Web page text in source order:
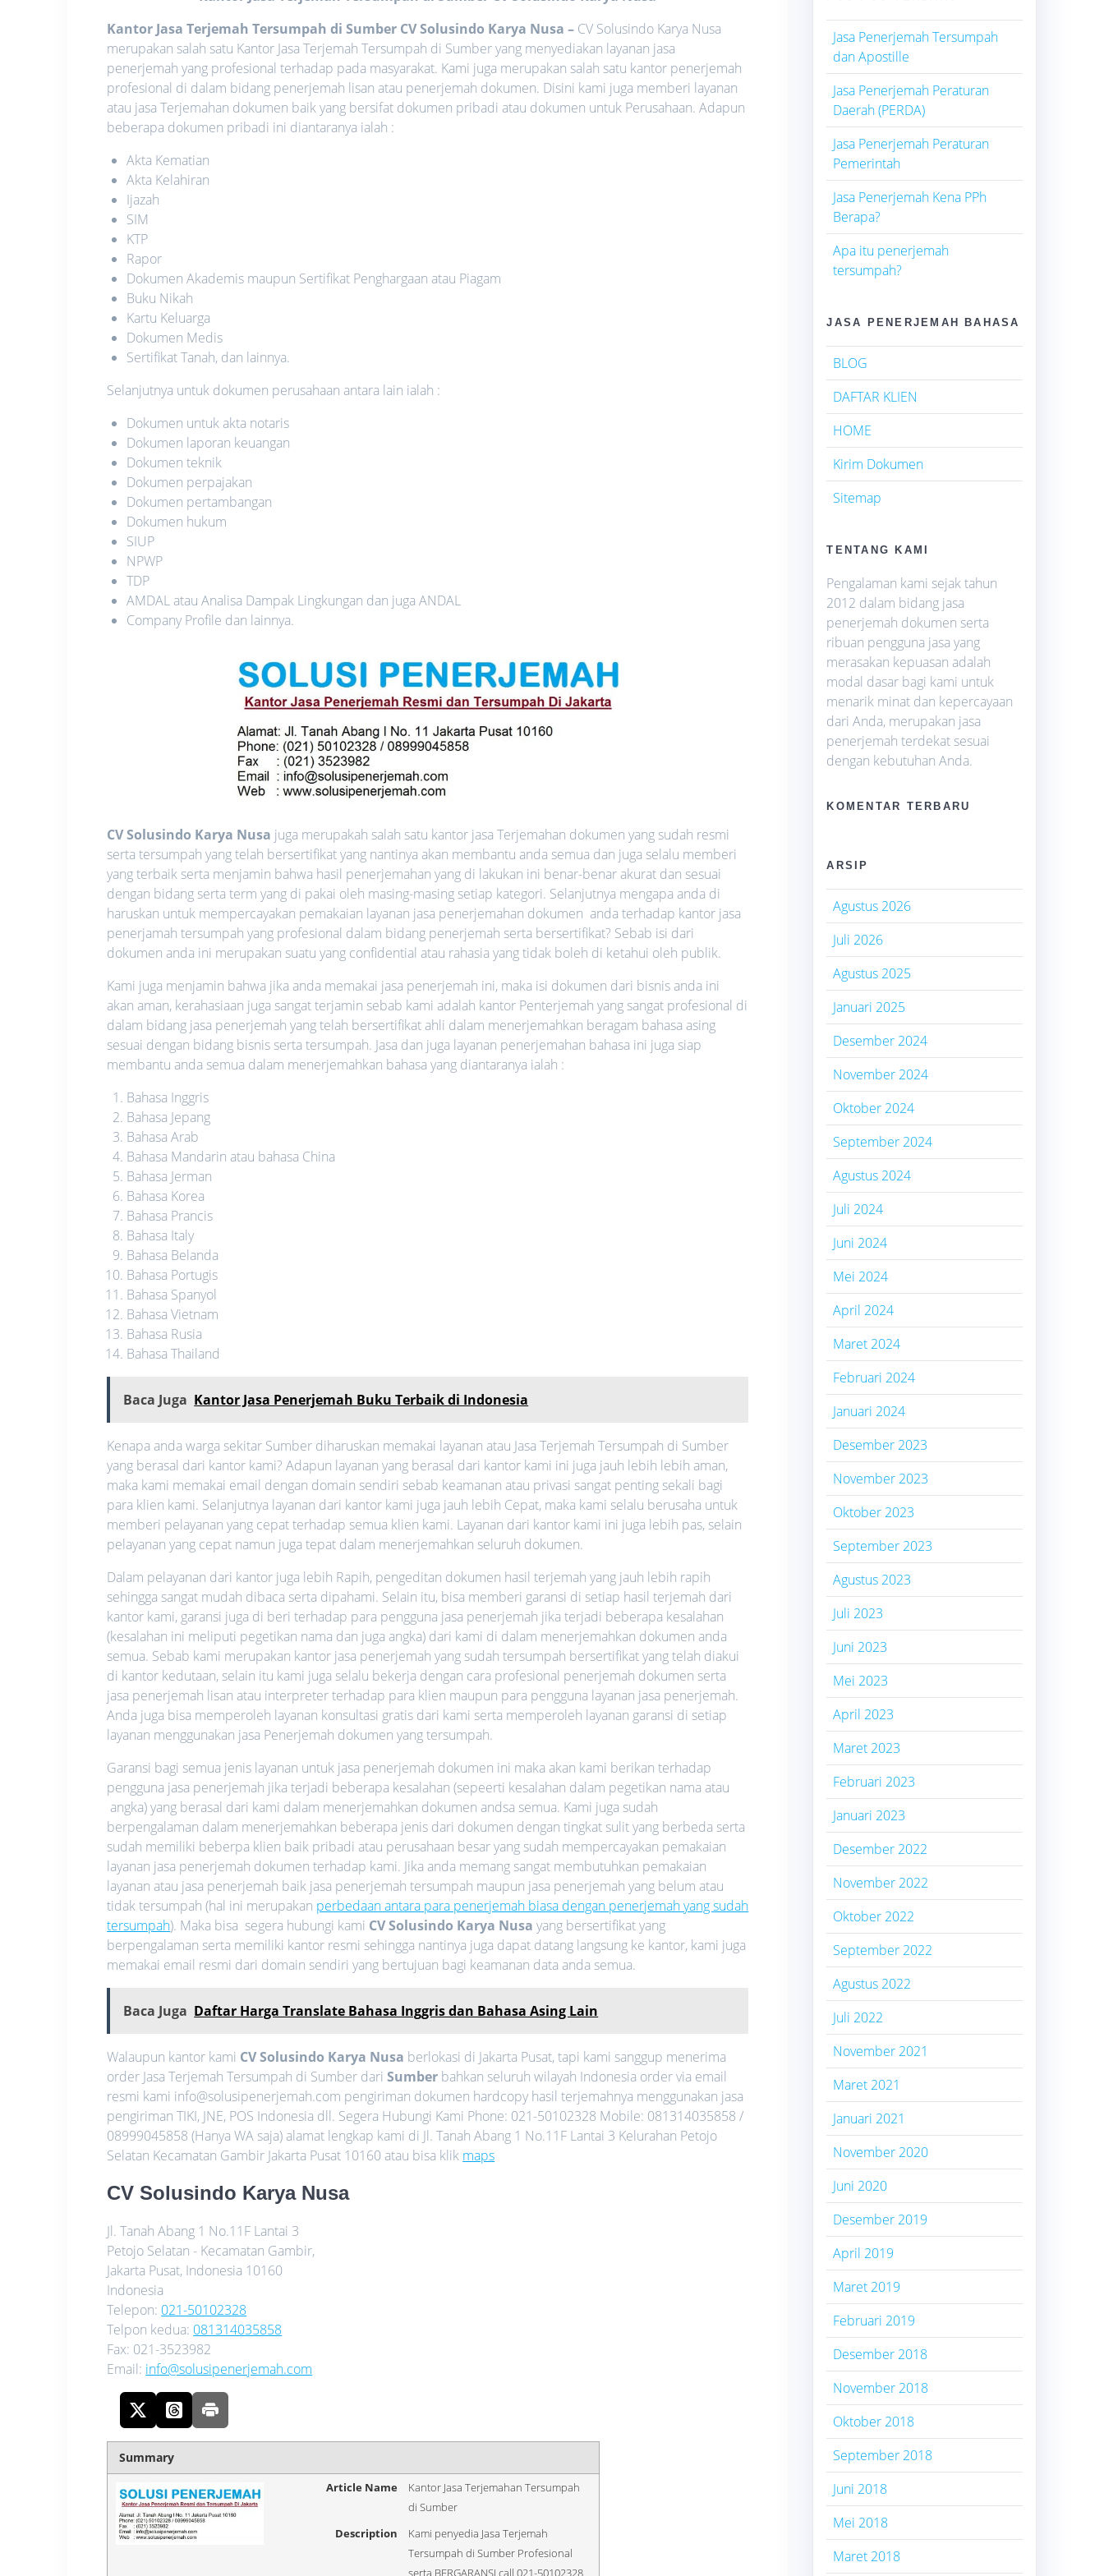
Kantor Jasa Terjemah Tersumpah di Sumber CV Solusindo Karya Nusa – CV Solusindo Karya Nusa
merupakan salah satu Kantor Jasa Terjemah Tersumpah di Sumber yang menyediakan layanan jasa
penerjemah yang profesional terhadap pada masyarakat. Kami juga merupakan salah satu kantor penerjemah
profesional di dalam bidang penerjemah lisan atau penerjemah dokumen. Disini kami juga memberi layanan
atau jasa Terjemahan dokumen baik yang bersifat dokumen pribadi atau dokumen untuk Perusahaan. Adapun
beberapa dokumen pribadi ini diantaranya ialah :
Akta Kematian
Akta Kelahiran
Ijazah
SIM
KTP
Rapor
Dokumen Akademis maupun Sertifikat Penghargaan atau Piagam
Buku Nikah
Kartu Keluarga
Dokumen Medis
Sertifikat Tanah, dan lainnya.
Selanjutnya untuk dokumen perusahaan antara lain ialah :
Dokumen untuk akta notaris
Dokumen laporan keuangan
Dokumen teknik
Dokumen perpajakan
Dokumen pertambangan
Dokumen hukum
SIUP
NPWP
TDP
AMDAL atau Analisa Dampak Lingkungan dan juga ANDAL
Company Profile dan lainnya.
CV Solusindo Karya Nusa juga merupakah salah satu kantor jasa Terjemahan dokumen yang sudah resmi
serta tersumpah yang telah bersertifikat yang nantinya akan membantu anda semua dan juga selalu memberi
yang terbaik serta menjamin bahwa hasil penerjemahan yang di lakukan ini benar-benar akurat dan sesuai
dengan bidang serta term yang di pakai oleh masing-masing setiap kategori. Selanjutnya mengapa anda di
haruskan untuk mempercayakan pemakaian layanan jasa penerjemahan dokumen anda terhadap kantor jasa
penerjamah tersumpah yang profesional dalam bidang penerjemah serta bersertifikat? Sebab isi dari
dokumen anda ini merupakan suatu yang confidential atau rahasia yang tidak boleh di ketahui oleh publik.
Kami juga menjamin bahwa jika anda memakai jasa penerjemah ini, maka isi dokumen dari bisnis anda ini
akan aman, kerahasiaan juga sangat terjamin sebab kami adalah kantor Penterjemah yang sangat profesional di
dalam bidang jasa penerjemah yang telah bersertifikat ahli dalam menerjemahkan beragam bahasa asing
sesuai dengan bidang bisnis serta tersumpah. Jasa dan juga layanan penerjemahan bahasa ini juga siap
membantu anda semua dalam menerjemahkan bahasa yang diantaranya ialah :
Bahasa Inggris
Bahasa Jepang
Bahasa Arab
Bahasa Mandarin atau bahasa China
Bahasa Jerman
Bahasa Korea
Bahasa Prancis
Bahasa Italy
Bahasa Belanda
Bahasa Portugis
Bahasa Spanyol
Bahasa Vietnam
Bahasa Rusia
Bahasa Thailand
Baca Juga Kantor Jasa Penerjemah Buku Terbaik di Indonesia
Kenapa anda warga sekitar Sumber diharuskan memakai layanan atau Jasa Terjemah Tersumpah di Sumber
yang berasal dari kantor kami? Adapun layanan yang berasal dari kantor kami ini juga jauh lebih lebih aman,
maka kami memakai email dengan domain sendiri sebab keamanan atau privasi sangat penting sekali bagi
para klien kami. Selanjutnya layanan dari kantor kami juga jauh lebih Cepat, maka kami selalu berusaha untuk
memberi pelayanan yang cepat terhadap semua klien kami. Layanan dari kantor kami ini juga lebih pas, selain
pelayanan yang cepat namun juga tepat dalam menerjemahkan seluruh dokumen.
Dalam pelayanan dari kantor juga lebih Rapih, pengeditan dokumen hasil terjemah yang jauh lebih rapih
sehingga sangat mudah dibaca serta dipahami. Selain itu, bisa memberi garansi di setiap hasil terjemah dari
kantor kami, garansi juga di beri terhadap para pengguna jasa penerjemah jika terjadi beberapa kesalahan
(kesalahan ini meliputi pegetikan nama dan juga angka) dari kami di dalam menerjemahkan dokumen anda
semua. Sebab kami merupakan kantor jasa penerjemah yang sudah tersumpah bersertifikat yang telah diakui
di kantor kedutaan, selain itu kami juga selalu bekerja dengan cara profesional penerjemah dokumen serta
jasa penerjemah lisan atau interpreter terhadap para klien maupun para pengguna layanan jasa penerjemah.
Anda juga bisa memperoleh layanan konsultasi gratis dari kami serta memperoleh layanan garansi di setiap
layanan menggunakan jasa Penerjemah dokumen yang tersumpah.
Garansi bagi semua jenis layanan untuk jasa penerjemah dokumen ini maka akan kami berikan terhadap
pengguna jasa penerjemah jika terjadi beberapa kesalahan (sepeerti kesalahan dalam pegetikan nama atau
angka) yang berasal dari kami dalam menerjemahkan dokumen andsa semua. Kami juga sudah
berpengalaman dalam menerjemahkan beberapa jenis dari dokumen dengan tingkat sulit yang berbeda serta
sudah memiliki beberpa klien baik pribadi atau perusahaan besar yang sudah mempercayakan pemakaian
layanan jasa penerjemah dokumen terhadap kami. Jika anda memang sangat membutuhkan pemakaian
layanan atau jasa penerjemah baik jasa penerjemah tersumpah maupun jasa penerjemah yang belum atau
tidak tersumpah (hal ini merupakan perbedaan antara para penerjemah biasa dengan penerjemah yang sudah
tersumpah). Maka bisa segera hubungi kami CV Solusindo Karya Nusa yang bersertifikat yang
berpengalaman serta memiliki kantor resmi sehingga nantinya juga dapat datang langsung ke kantor, kami juga
memakai email resmi dari domain sendiri yang bertujuan bagi keamanan data anda semua.
Baca Juga Daftar Harga Translate Bahasa Inggris dan Bahasa Asing Lain
Walaupun kantor kami CV Solusindo Karya Nusa berlokasi di Jakarta Pusat, tapi kami sanggup menerima
order Jasa Terjemah Tersumpah di Sumber dariSumber bahkan seluruh wilayah Indonesia order via email
resmi kami info@solusipenerjemah.com pengiriman dokumen hardcopy hasil terjemahnya menggunakan jasa
pengiriman TIKI, JNE, POS Indonesia dll. Segera Hubungi Kami Phone: 021-50102328 Mobile: 081314035858 /
08999045858 (Hanya WA saja) alamat lengkap kami di Jl. Tanah Abang 1 No.11F Lantai 3 Kelurahan Petojo
Selatan Kecamatan Gambir Jakarta Pusat 10160 atau bisa klik maps
CV Solusindo Karya Nusa
Jl. Tanah Abang 1 No.11F Lantai 3
Petojo Selatan - Kecamatan Gambir,
Jakarta Pusat, Indonesia 10160
Indonesia
Telepon: 021-50102328
Telpon kedua: 081314035858
Fax: 021-3523982
Email: info@solusipenerjemah.com
Summary
Article Name
Kantor Jasa Terjemahan Tersumpah
di Sumber
Description
Kami penyedia Jasa Terjemah
Tersumpah di Sumber Profesional
serta BERGARANSI call 021-50102328
Jasa Penerjemah Tersumpah
dan Apostille
Jasa Penerjemah Peraturan
Daerah (PERDA)
Jasa Penerjemah Peraturan
Pemerintah
Jasa Penerjemah Kena PPh
Berapa?
Apa itu penerjemah
tersumpah?
JASA PENERJEMAH BAHASA
BLOG
DAFTAR KLIEN
HOME
Kirim Dokumen
Sitemap
TENTANG KAMI
Pengalaman kami sejak tahun
2012 dalam bidang jasa
penerjemah dokumen serta
ribuan pengguna jasa yang
merasakan kepuasan adalah
modal dasar bagi kami untuk
menarik minat dan kepercayaan
dari Anda, merupakan jasa
penerjemah terdekat sesuai
dengan kebutuhan Anda.
KOMENTAR TERBARU
ARSIP
Agustus 2026
Juli 2026
Agustus 2025
Januari 2025
Desember 2024
November 2024
Oktober 2024
September 2024
Agustus 2024
Juli 2024
Juni 2024
Mei 2024
April 2024
Maret 2024
Februari 2024
Januari 2024
Desember 2023
November 2023
Oktober 2023
September 2023
Agustus 2023
Juli 2023
Juni 2023
Mei 2023
April 2023
Maret 2023
Februari 2023
Januari 2023
Desember 2022
November 2022
Oktober 2022
September 2022
Agustus 2022
Juli 2022
November 2021
Maret 2021
Januari 2021
November 2020
Juni 2020
Desember 2019
April 2019
Maret 2019
Februari 2019
Desember 2018
November 2018
Oktober 2018
September 2018
Juni 2018
Mei 2018
Maret 2018